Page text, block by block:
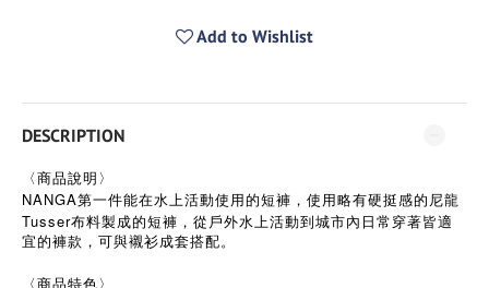
Add to Wishlist
DESCRIPTION
〈商品說明〉
NANGA第一件能在水上活動使用的短褲，使用略有硬挺感的尼龍
Tusser布料製成的短褲，從戶外水上活動到城市內日常穿著皆適
宜的褲款，可與襯衫成套搭配。
〈商品特色〉